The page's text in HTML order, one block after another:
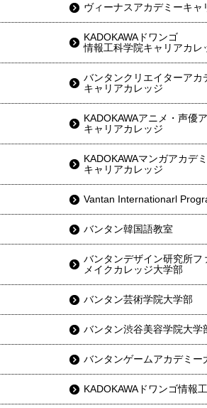
ヴィーナスアカデミーキャ
KADOKAWAドワンゴ
情報工科学院キャリアカレ
バンタンクリエイターアカ
キャリアカレッジ
KADOKAWAアニメ・声優
キャリアカレッジ
KADOKAWAマンガアカデ
キャリアカレッジ
Vantan Internationarl
バンタン韓国語教室
バンタンデザイン研究所フ
メイクカレッジ大学部
バンタン芸術学院大学部
バンタン渋谷美容学院大学
バンタンゲームアカデミー
KADOKAWAドワンゴ情報